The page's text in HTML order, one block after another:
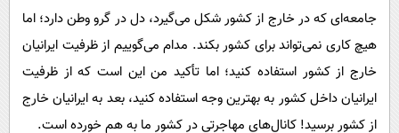
جامعه‌ای که در خارج از کشور شکل می‌گیرد، دل در گرو وطن دارد؛ اما
هیچ کاری نمی‌تواند برای کشور بکند. مدام می‌گوییم از ظرفیت ایرانیان
خارج از کشور استفاده کنید؛ اما تأکید من این است که از ظرفیت
ایرانیان داخل کشور به بهترین وجه استفاده کنید، بعد به ایرانیان خارج
از کشور برسید! کانال‌های مهاجرتی در کشور ما به هم خورده است.